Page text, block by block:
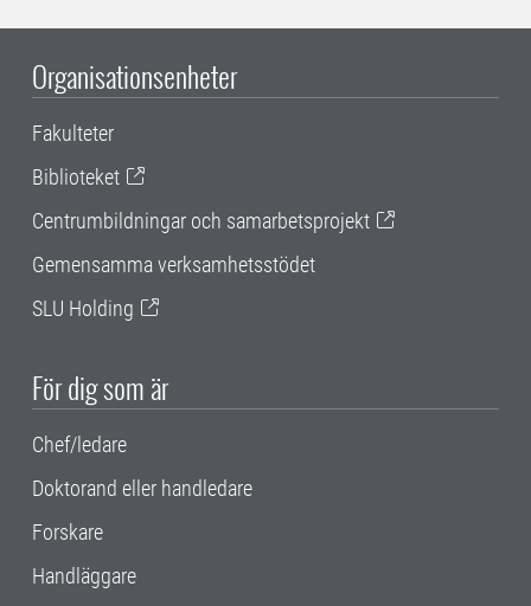
Organisationsenheter
Fakulteter
Biblioteket
Centrumbildningar och samarbetsprojekt
Gemensamma verksamhetsstödet
SLU Holding
För dig som är
Chef/ledare
Doktorand eller handledare
Forskare
Handläggare